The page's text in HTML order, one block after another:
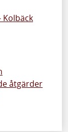
Kolbäck
åtgärder